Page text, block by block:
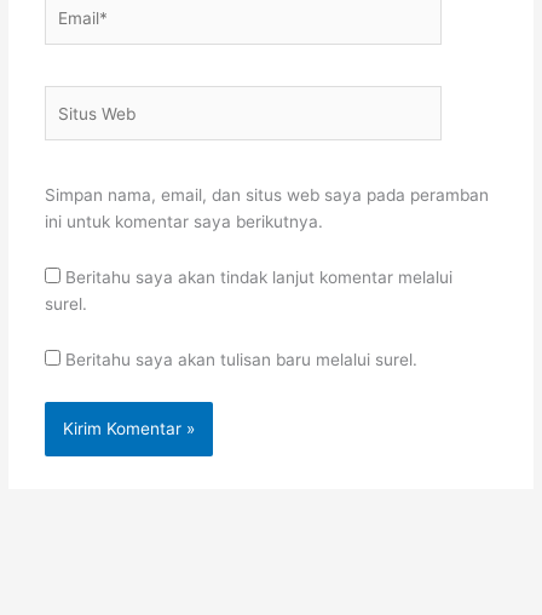
Web
Simpan nama, email, dan situs web saya pada peramban
ini untuk komentar saya berikutnya.
Beritahu saya akan tindak lanjut komentar melalui
surel.
Beritahu saya akan tulisan baru melalui surel.